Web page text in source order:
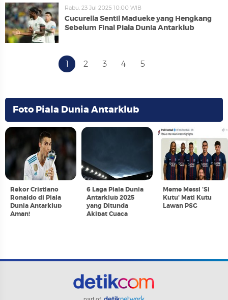
Rabu, 23 Jul 2025 10:00 WIB
Cucurella Sentil Madueke yang Hengkang
Sebelum Final Piala Dunia Antarklub
1 2 3 4 5
Foto Piala Dunia Antarklub
Rekor Cristiano
Ronaldo di Piala
Dunia Antarklub
Aman!
6 Laga Piala Dunia
Antarklub 2025
yang Ditunda
Akibat Cuaca
Meme Messi 'Si
Kutu' Mati Kutu
Lawan PSG